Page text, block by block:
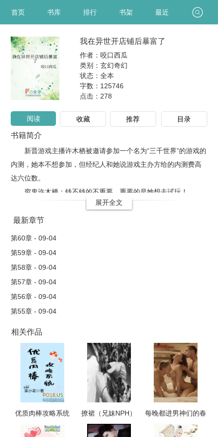
首页 书库 排行 书架 最近
我在异世开店铺后暴富了
作者：咬口西瓜
类别：玄幻奇幻
状态：全本
字数：125746
点击： 278
阅读 收藏 推荐 目录
书籍简介
新晋游戏主播许木栖被邀请参加一个名为“三千世界”的游戏的
内测，她本不想参加，但经纪人和她说游戏主办方给的内测费高
达六位数。
穷鬼许木栖：钱不钱的不重要，重要的是她想去试玩！
展开全文
最新章节
第60章 - 09-04
第59章 - 09-04
第58章 - 09-04
第57章 - 09-04
第56章 - 09-04
第55章 - 09-04
相关作品
优质肉棒攻略系统
（np高辣文）
撩裙（兄妹NPH）
每晚都进男神们的春
梦（NPH）